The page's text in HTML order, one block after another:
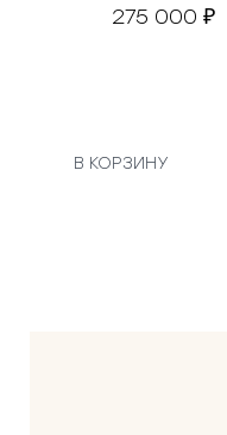
275 000 ₽
В КОРЗИНУ